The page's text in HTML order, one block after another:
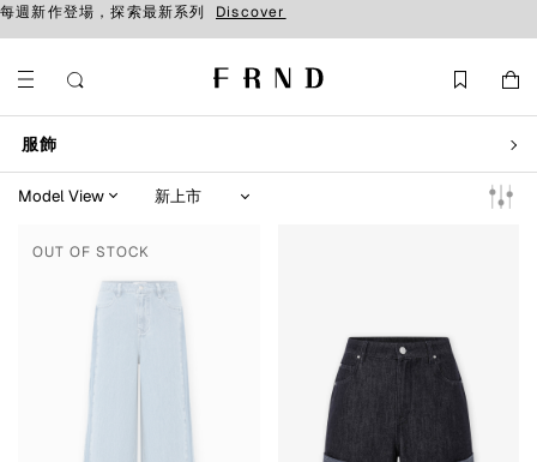
每週新作登場，探索最新系列 Discover
服飾
OUT OF STOCK